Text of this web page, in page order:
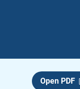
Open PDF